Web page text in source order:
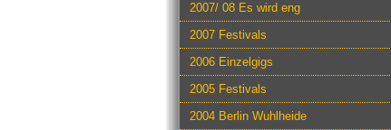
2007/ 08 Es wird eng
2007 Festivals
2006 Einzelgigs
2005 Festivals
2004 Berlin Wuhlheide